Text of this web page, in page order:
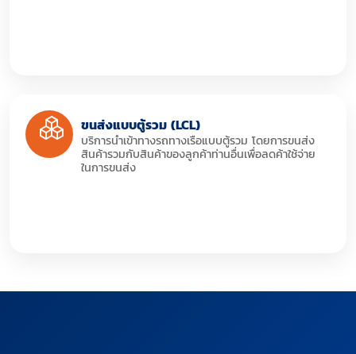
ขนส่งแบบตู้รวม (LCL)
บริการนำเข้าทางรถทางเรือแบบตู้รวม โดยการขนส่ง
สินค้ารวมกับสินค้าของลูกค้าท่านอื่นเพื่อลดค้าใช้จ่าย
ในการขนส่ง